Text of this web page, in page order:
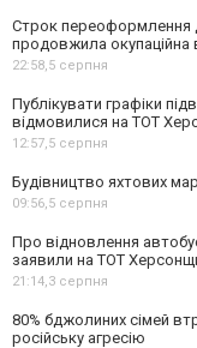
Строк переоформлення
продовжила
22:58,5 серпня
Публікувати графіки
відмовилися на ТОТ
12:57,5 серпня
Будівництво яхтових
09:56,5 серпня
Про відновлення
заявили на ТОТ
21:14,3 серпня
80% бджолиних сімей
російську агресію